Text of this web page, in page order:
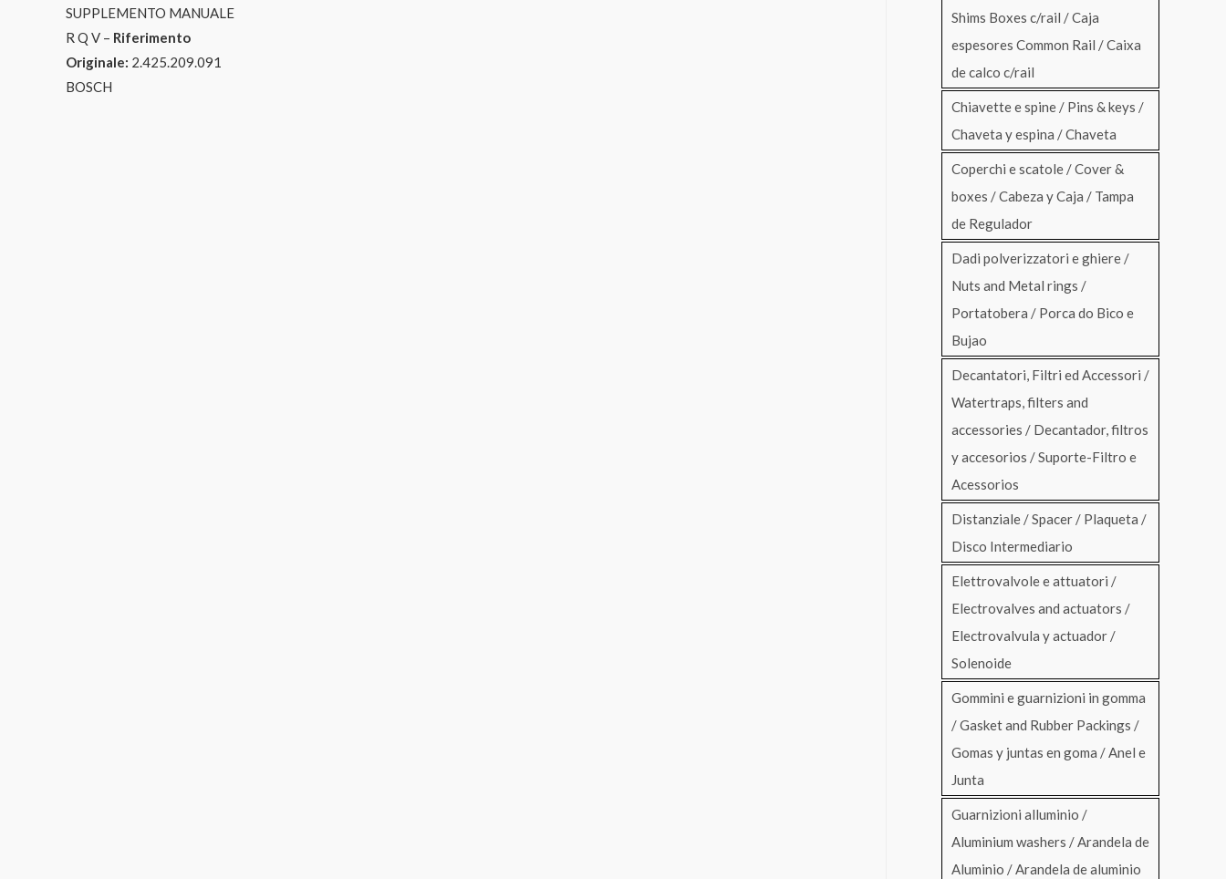
SUPPLEMENTO MANUALE
R Q V – Riferimento
Originale: 2.425.209.091
BOSCH
Shims Boxes c/rail / Caja
espesores Common Rail / Caixa
de calco c/rail
Chiavette e spine / Pins & keys /
Chaveta y espina / Chaveta
Coperchi e scatole / Cover &
boxes / Cabeza y Caja / Tampa
de Regulador
Dadi polverizzatori e ghiere /
Nuts and Metal rings /
Portatobera / Porca do Bico e
Bujao
Decantatori, Filtri ed Accessori /
Watertraps, filters and
accessories / Decantador, filtros
y accesorios / Suporte-Filtro e
Acessorios
Distanziale / Spacer / Plaqueta /
Disco Intermediario
Elettrovalvole e attuatori /
Electrovalves and actuators /
Electrovalvula y actuador /
Solenoide
Gommini e guarnizioni in gomma
/ Gasket and Rubber Packings /
Gomas y juntas en goma / Anel e
Junta
Guarnizioni alluminio /
Aluminium washers / Arandela de
Aluminio / Arandela de aluminio